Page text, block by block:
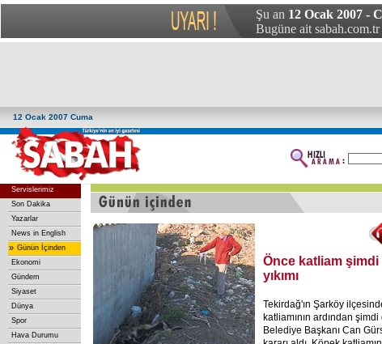
Şu an 12 Ocak 2007 -
Bugüne ait
12 Ocak 2007 Cuma
Servislerimiz
Son Dakika
Yazarlar
News in English
» Günün İçinden
Ekonomi
Gündem
Siyaset
Dünya
Spor
Hava Durumu
Önce katliam şimdi
yıkımı
Tekirdağ'ın Şarköy
katliamının ardından
Belediye Başkanı Can